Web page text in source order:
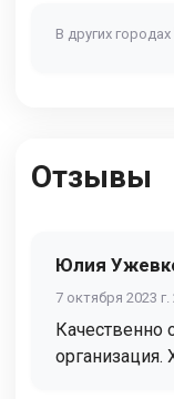
В других городах
Отзывы
Юлия
7 октября 2023 г.
Качественно